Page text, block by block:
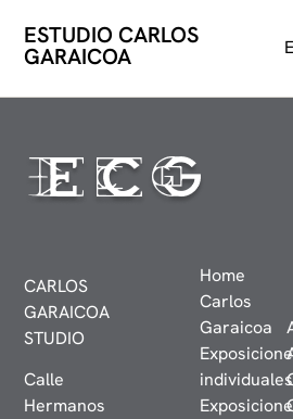
ESTUDIO CARLOS
GARAICOA
CARLOS
GARAICOA
STUDIO
Calle
Hermanos
Home
Carlos
Garaicoa
individuales